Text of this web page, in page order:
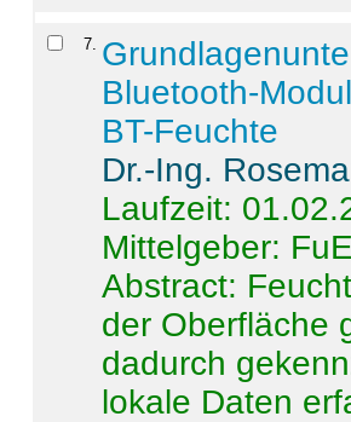
7
Bluetooth-
BT-Feuchte
Dr.-Ing.
Laufzeit:
Mittelgeber:
Abstract:
der Oberfläche
dadurch
lokale Daten